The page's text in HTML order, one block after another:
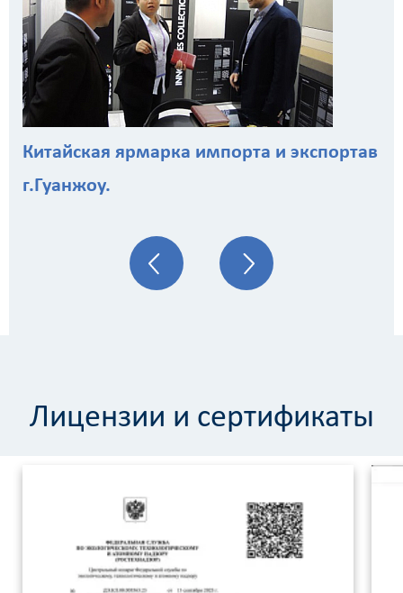
Китайская ярмарка импорта и экспортав
г.Гуанжоу.
Лицензии и сертификаты